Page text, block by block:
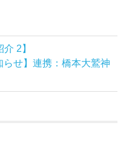
2】
せ】連携：橋本大鷲神